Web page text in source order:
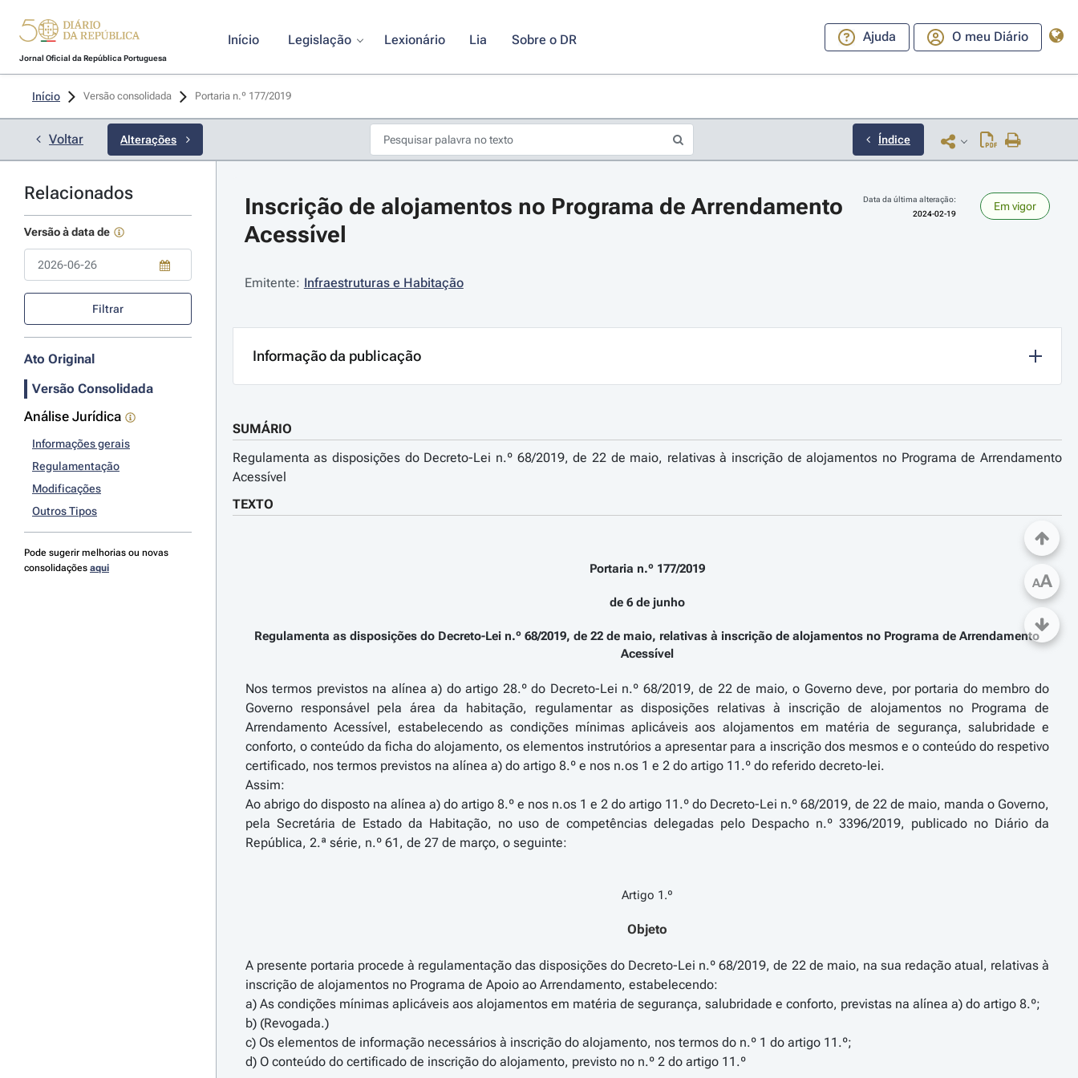
Jornal Oficial da República Portuguesa
Início Legislação Lexionário Lia Sobre o DR Ajuda O meu Diário
Início Versão consolidada Portaria n.º 177/2019
Voltar Alterações Índice
Relacionados
Versão à data de
Use a tecla de seta para baixo para abrir o calendário; Use as teclas de seta para navegar pelos dias do calendário; Use cmd ou ctrl + seta para a direita ou esquerda para navegar pelos meses; Use cmd ou ctrl +
Filtrar
Ato Original
Versão Consolidada
Análise Jurídica
Informações gerais
Regulamentação
Modificações
Outros Tipos
Pode sugerir melhorias ou novas
consolidações aqui
Inscrição de alojamentos no Programa de Arrendamento
Acessível
Data da última alteração:
2024-02-19
Em vigor
Emitente: Infraestruturas e Habitação
Informação da publicação
SUMÁRIO
Regulamenta as disposições do Decreto-Lei n.º 68/2019, de 22 de maio, relativas à inscrição de alojamentos no Programa de Arrendamento
Acessível
TEXTO
Portaria n.º 177/2019
de 6 de junho
Regulamenta as disposições do Decreto-Lei n.º 68/2019, de 22 de maio, relativas à inscrição de alojamentos no Programa de Arrendamento
Acessível
Nos termos previstos na alínea a) do artigo 28.º do Decreto-Lei n.º 68/2019, de 22 de maio, o Governo deve, por portaria do membro do
Governo responsável pela área da habitação, regulamentar as disposições relativas à inscrição de alojamentos no Programa de
Arrendamento Acessível, estabelecendo as condições mínimas aplicáveis aos alojamentos em matéria de segurança, salubridade e
conforto, o conteúdo da ficha do alojamento, os elementos instrutórios a apresentar para a inscrição dos mesmos e o conteúdo do respetivo
certificado, nos termos previstos na alínea a) do artigo 8.º e nos n.os 1 e 2 do artigo 11.º do referido decreto-lei.
Assim:
Ao abrigo do disposto na alínea a) do artigo 8.º e nos n.os 1 e 2 do artigo 11.º do Decreto-Lei n.º 68/2019, de 22 de maio, manda o Governo,
pela Secretária de Estado da Habitação, no uso de competências delegadas pelo Despacho n.º 3396/2019, publicado no Diário da
República, 2.ª série, n.º 61, de 27 de março, o seguinte:
Artigo 1.º
Objeto
A presente portaria procede à regulamentação das disposições do Decreto-Lei n.º 68/2019, de 22 de maio, na sua redação atual, relativas à
inscrição de alojamentos no Programa de Apoio ao Arrendamento, estabelecendo:
a) As condições mínimas aplicáveis aos alojamentos em matéria de segurança, salubridade e conforto, previstas na alínea a) do artigo 8.º;
b) (Revogada.)
c) Os elementos de informação necessários à inscrição do alojamento, nos termos do n.º 1 do artigo 11.º;
d) O conteúdo do certificado de inscrição do alojamento, previsto no n.º 2 do artigo 11.º
AA